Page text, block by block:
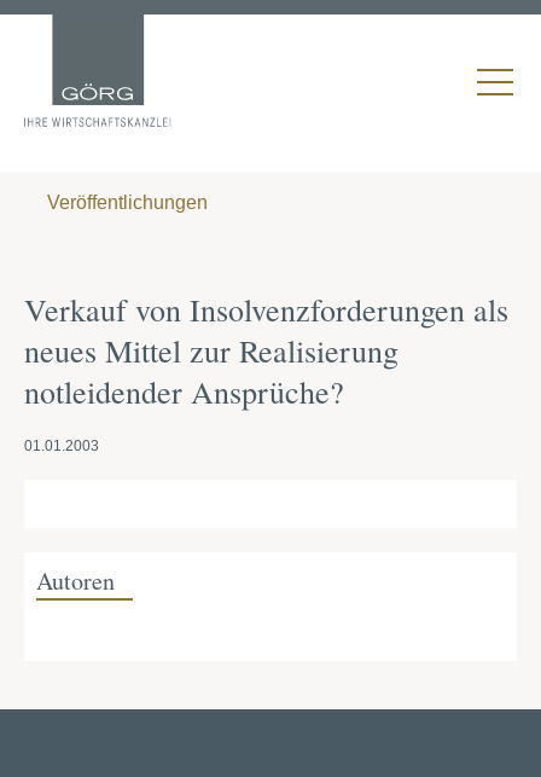
Veröffentlichungen
Verkauf von Insolvenzforderungen als
neues Mittel zur Realisierung
notleidender Ansprüche?
01.01.2003
Autoren